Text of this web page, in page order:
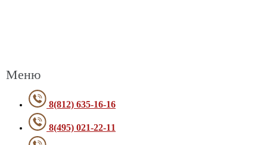
Меню
8(812) 635-16-16
8(495) 021-22-11